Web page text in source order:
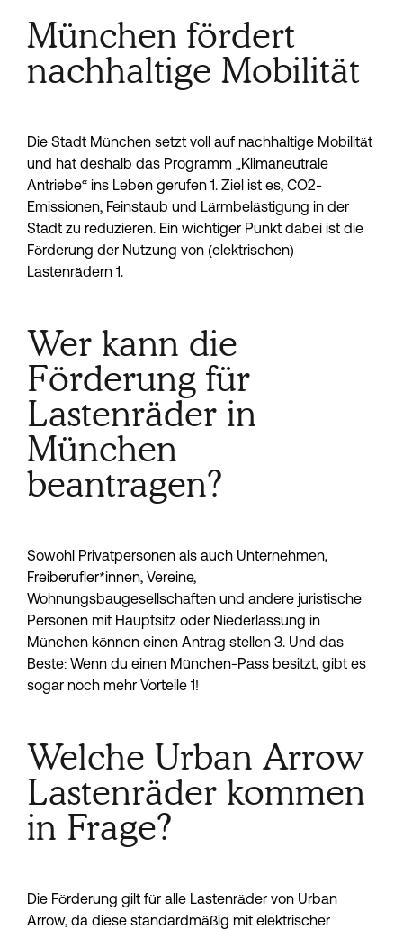
München fördert
nachhaltige Mobilität
Die Stadt München setzt voll auf nachhaltige Mobilität
und hat deshalb das Programm „Klimaneutrale
Antriebe“ ins Leben gerufen 1. Ziel ist es, CO2-
Emissionen, Feinstaub und Lärmbelästigung in der
Stadt zu reduzieren. Ein wichtiger Punkt dabei ist die
Förderung der Nutzung von (elektrischen)
Lastenrädern 1.
Wer kann die
Förderung für
Lastenräder in
München
beantragen?
Sowohl Privatpersonen als auch Unternehmen,
Freiberufler*innen, Vereine,
Wohnungsbaugesellschaften und andere juristische
Personen mit Hauptsitz oder Niederlassung in
München können einen Antrag stellen 3. Und das
Beste: Wenn du einen München-Pass besitzt, gibt es
sogar noch mehr Vorteile 1!
Welche Urban Arrow
Lastenräder kommen
in Frage?
Die Förderung gilt für alle Lastenräder von Urban
Arrow, da diese standardmäßig mit elektrischer